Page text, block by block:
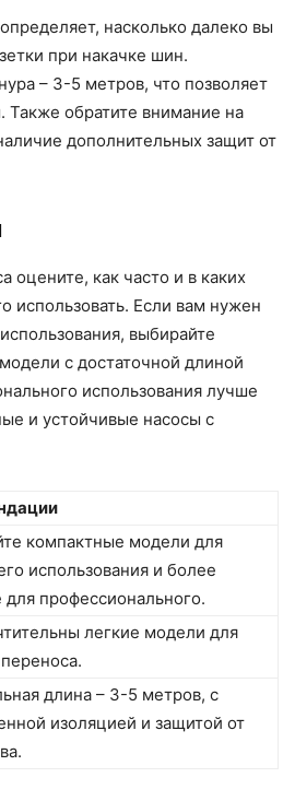
насколько далеко вы
при накачке шин.
– 3-5 метров, что позволяет
Также обратите внимание на
дополнительных защит от
оцените, как часто и в каких
использовать. Если вам нужен
выбирайте
с достаточной длиной
использования лучше
и устойчивые насосы с
компактные модели для
использования и более
для профессионального.
легкие модели для
длина – 3-5 метров, с
изоляцией и защитой от